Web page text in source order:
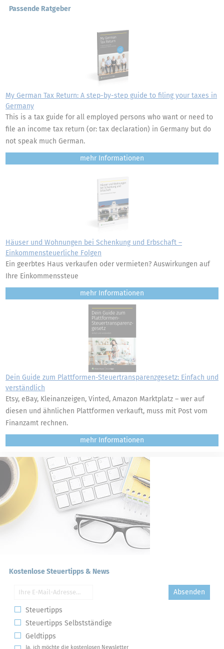
Passende Ratgeber
My German Tax Return: A step-by-step guide to filing your taxes in
Germany
This is a tax guide for all employed persons who want or need to
file an income tax return (or: tax declaration) in Germany but do
not speak much German.
mehr
Häuser und Wohnungen bei Schenkung und Erbschaft –
Einkommensteuerliche Folgen
Ein geerbtes Haus verkaufen oder vermieten? Auswirkungen auf
Ihre Einkommenssteue
mehr
Dein Guide zum Plattformen-Steuertransparenzgesetz: Einfach und
verständlich
Etsy, eBay, Kleinanzeigen, Vinted, Amazon Marktplatz – wer auf
diesen und ähnlichen Plattformen verkauft, muss mit Post vom
Finanzamt rechnen.
mehr
Kostenlose Steuertipps & News
Absenden
Steuertipps
Steuertipps Selbstständige
Geldtipps
Ja, ich möchte die kostenlosen Newsletter